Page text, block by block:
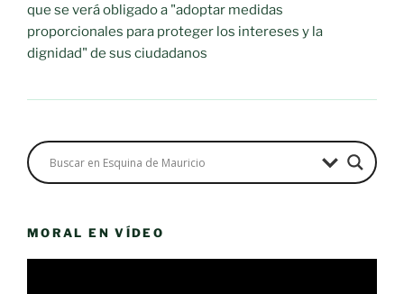
que se verá obligado a "adoptar medidas
proporcionales para proteger los intereses y la
dignidad" de sus ciudadanos
MORAL EN VÍDEO